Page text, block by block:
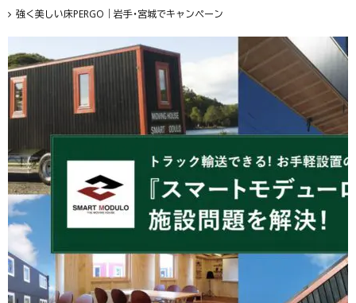
強く美しい床PERGO｜岩手・宮城でキャンペーン